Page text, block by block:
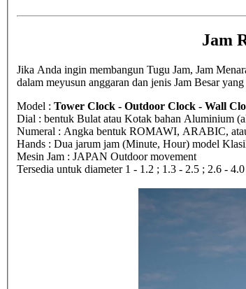
Jam
Jika Anda ingin membangun Tugu Jam, Jam
dalam meyusun anggaran dan jenis Jam Besar
Model : Tower Clock - Outdoor Clock - Wall
Dial : bentuk Bulat atau Kotak bahan Aluminium
Numeral : Angka bentuk ROMAWI, ARABIC,
Hands : Dua jarum jam (Minute, Hour) model
Mesin Jam : JAPAN Outdoor movement
Tersedia untuk diameter 1 - 1.2 ; 1.3 - 2.5 ; 2.6 -